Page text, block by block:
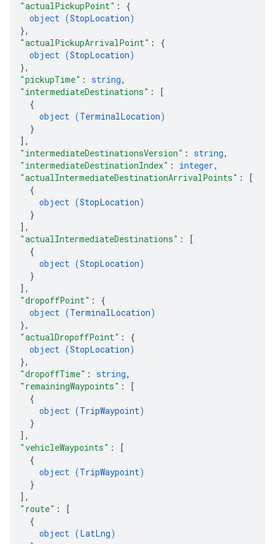
"actualPickupPoint" : {
object (StopLocation)
},
"actualPickupArrivalPoint" : {
object (StopLocation)
},
"pickupTime" : string,
"intermediateDestinations" :
[
{
object (TerminalLocation)
}
] ,
"intermediateDestinationsVersion" : string,
"intermediateDestinationIndex" : integer,
"actualIntermediateDestinationArrivalPoints" :
[
{
object (StopLocation)
}
] ,
"actualIntermediateDestinations" :
[
{
object (StopLocation)
}
] ,
"dropoffPoint" : {
object (TerminalLocation)
},
"actualDropoffPoint" : {
object (StopLocation)
},
"dropoffTime" : string,
"remainingWaypoints" :
[
{
object (TripWaypoint)
}
] ,
"vehicleWaypoints" :
[
{
object (TripWaypoint)
}
] ,
"route" :
[
{
object (LatLng)